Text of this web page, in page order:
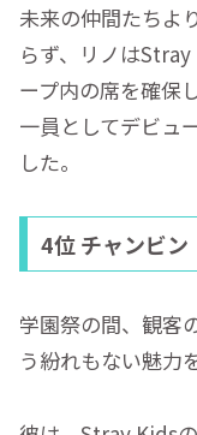
未来の仲間たちよ
らず、リノは
ープ内の席を確保
一員としてデビュ
した。
4位 チャンビン
学園祭の間、観客
う紛れもない魅力